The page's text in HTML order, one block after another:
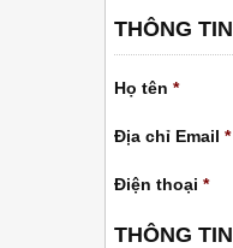
THÔNG
Họ tên *
Địa chỉ Email *
Điện thoại *
THÔNG